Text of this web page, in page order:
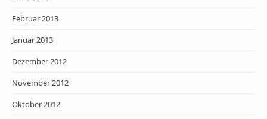
Februar 2013
Januar 2013
Dezember 2012
November 2012
Oktober 2012